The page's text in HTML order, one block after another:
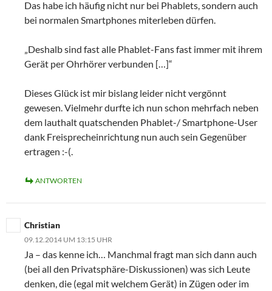
Das habe ich häufig nicht nur bei Phablets, sondern auch
bei normalen Smartphones miterleben dürfen.
„Deshalb sind fast alle Phablet-Fans fast immer mit ihrem
Gerät per Ohrhörer verbunden […]“
Dieses Glück ist mir bislang leider nicht vergönnt
gewesen. Vielmehr durfte ich nun schon mehrfach neben
dem lauthalt quatschenden Phablet-/ Smartphone-User
dank Freisprecheinrichtung nun auch sein Gegenüber
ertragen :-(.
ANTWORTEN
Christian
09.12.2014 UM 13:15 UHR
Ja – das kenne ich… Manchmal fragt man sich dann auch
(bei all den Privatsphäre-Diskussionen) was sich Leute
denken, die (egal mit welchem Gerät) in Zügen oder im